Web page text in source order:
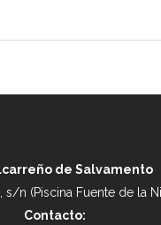
de Salvamento
n (Piscina Fuente de la
Contacto: